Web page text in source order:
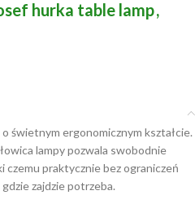
hurka table lamp,
świetnym ergonomicznym kształcie.
lampy pozwala swobodnie
czemu praktycznie bez ograniczeń
zajdzie potrzeba.